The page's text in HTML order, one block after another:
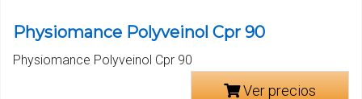
Physiomance Polyveinol Cpr 90
Physiomance Polyveinol Cpr 90
Ver precios